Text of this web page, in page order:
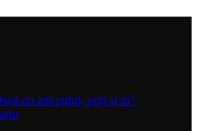
eu am putut, poți și tu”